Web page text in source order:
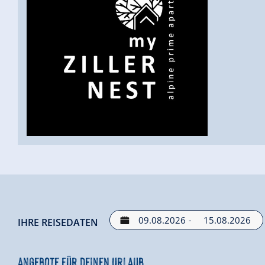
IHRE REISEDATEN -
Angebote für deinen Urlaub